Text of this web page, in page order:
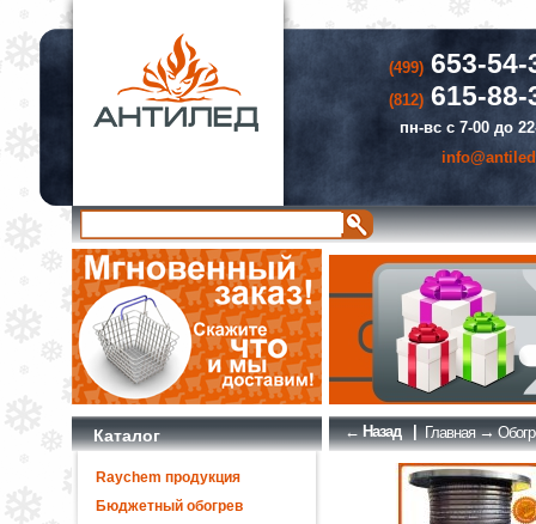
(499)653-54-
(812)615-88-
пн-вс с 7-00 до
Каталог
Raychem продукция
Бюджетный обогрев
← Назад | Главная→